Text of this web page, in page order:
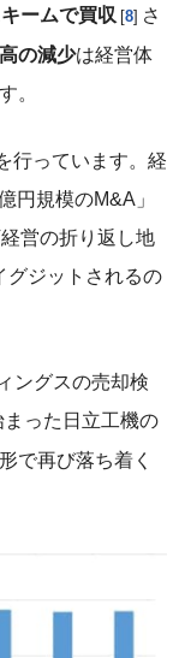
ームで買収 8 さ
の減少は経営体
。
行っています。経
円規模のM&A」
営の折り返し地
グジットされるの
ングスの売却検
った日立工機の
で再び落ち着く